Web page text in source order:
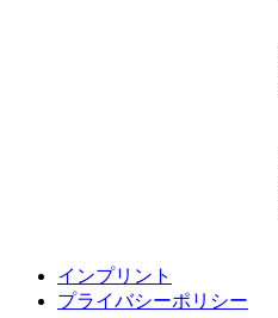
インプリント
プライバシーポリシー